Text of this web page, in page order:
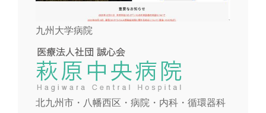
九州大学病院
北九州市・八幡西区・病院・内科・循環器科